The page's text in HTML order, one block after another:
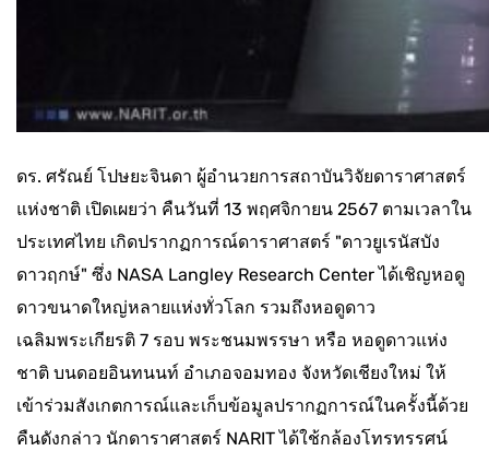
ดร. ศรัณย์ โปษยะจินดา ผู้อำนวยการสถาบันวิจัยดาราศาสตร์
แห่งชาติ เปิดเผยว่า คืนวันที่ 13 พฤศจิกายน 2567 ตามเวลาใน
ประเทศไทย เกิดปรากฏการณ์ดาราศาสตร์ "ดาวยูเรนัสบัง
ดาวฤกษ์" ซึ่ง NASA Langley Research Center ได้เชิญหอดู
ดาวขนาดใหญ่หลายแห่งทั่วโลก รวมถึงหอดูดาว
เฉลิมพระเกียรติ 7 รอบ พระชนมพรรษา หรือ หอดูดาวแห่ง
ชาติ บนดอยอินทนนท์ อำเภอจอมทอง จังหวัดเชียงใหม่ ให้
เข้าร่วมสังเกตการณ์และเก็บข้อมูลปรากฏการณ์ในครั้งนี้ด้วย
คืนดังกล่าว นักดาราศาสตร์ NARIT ได้ใช้กล้องโทรทรรศน์